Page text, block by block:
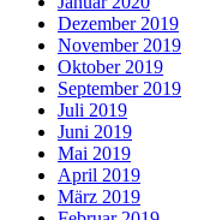
Dezember 2019
November 2019
Oktober 2019
September 2019
Juli 2019
Juni 2019
Mai 2019
April 2019
März 2019